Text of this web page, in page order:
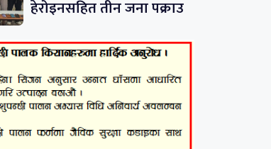
हेरोइनसहित तीन जना पक्राउ